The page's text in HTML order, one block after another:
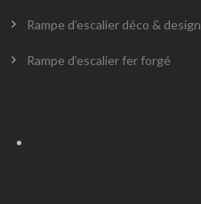
Rampe d’escalier déco & design
Rampe d’escalier fer forgé